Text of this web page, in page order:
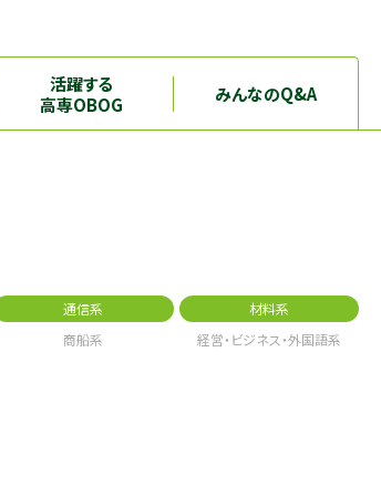
活躍する
高専OBOG
みんなのQ&A
通信系
材料系
商船系 経営・ビジネス・外国語系